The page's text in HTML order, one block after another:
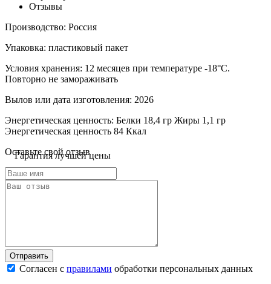
Гарантия лучшей цены
Отзывы
Производство: Россия
Упаковка: пластиковый пакет
Условия хранения: 12 месяцев при температуре -18°С.
Повторно не замораживать
Вылов или дата изготовления: 2026
Энергетическая ценность: Белки 18,4 гр Жиры 1,1 гр
Энергетическая ценность 84 Ккал
Оставьте свой отзыв
Согласен с правилами обработки персональных данных